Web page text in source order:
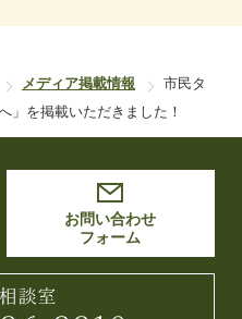
メディア掲載情報
市民タ
」を掲載いただきました！
お問い合わせ
フォーム